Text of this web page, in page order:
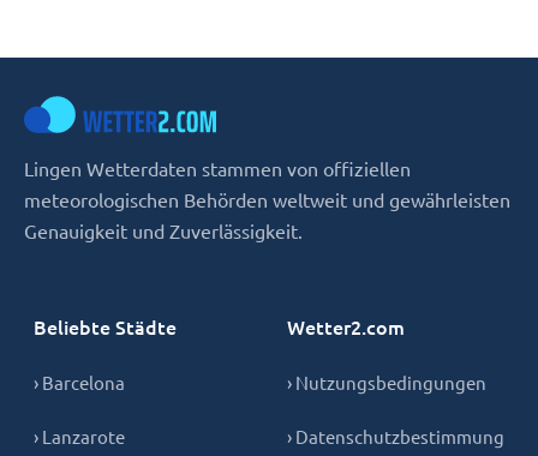
Lingen Wetterdaten stammen von offiziellen
meteorologischen Behörden weltweit und gewährleisten
Genauigkeit und Zuverlässigkeit.
Beliebte Städte
› Barcelona
› Lanzarote
Wetter2.com
› Nutzungsbedingungen
› Datenschutzbestimmung